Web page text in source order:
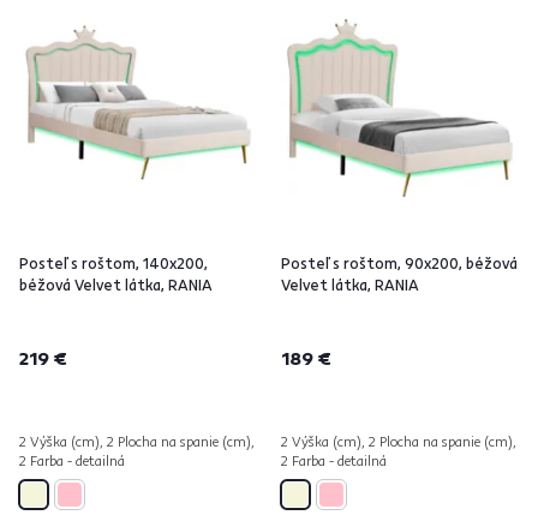
Posteľ s roštom, 140x200,
béžová Velvet látka, RANIA
219 €
2 Výška (cm), 2 Plocha na spanie (cm),
2 Farba - detailná
Posteľ s roštom, 90x200, béžová
Velvet látka, RANIA
189 €
2 Výška (cm), 2 Plocha na spanie (cm),
2 Farba - detailná